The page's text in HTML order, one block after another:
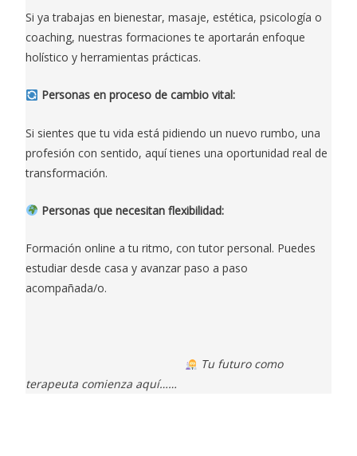
Si ya trabajas en bienestar, masaje, estética, psicología o
coaching, nuestras formaciones te aportarán enfoque
holístico y herramientas prácticas.
Personas en proceso de cambio vital:
Si sientes que tu vida está pidiendo un nuevo rumbo, una
profesión con sentido, aquí tienes una oportunidad real de
transformación.
Personas que necesitan flexibilidad:
Formación online a tu ritmo, con tutor personal. Puedes
estudiar desde casa y avanzar paso a paso
acompañada/o.
Tu futuro como
terapeuta comienza aquí……